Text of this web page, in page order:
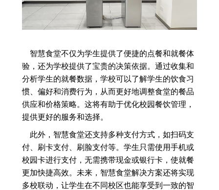
智慧食堂不仅为学生提供了便捷的点餐和就餐体
验，还为学校提供了宝贵的决策依据。通过收集和
分析学生的就餐数据，学校可以了解学生的饮食习
惯、偏好和消费行为，从而更好地调整食堂的餐品
供应和价格策略。这将有助于优化校园餐饮管理，
提供更好的服务和选择。
此外，智慧食堂还支持多种支付方式，如扫码支
付、刷卡支付、刷脸支付等。学生只需使用手机或
校园卡进行支付，无需携带现金或银行卡，使就餐
更加快捷高效。未来，智慧食堂解决方案还将实现
多校联动，让学生在不同校区也能享受到一致的智